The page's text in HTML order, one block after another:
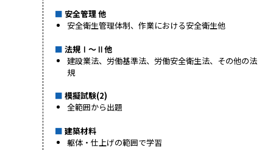
安全管理 他
安全衛生管理体制、作業における安全衛生他
法規Ⅰ～Ⅱ他
建設業法、労働基準法、労働安全衛生法、その他の法
規
模擬試験(2)
全範囲から出題
建築材料
躯体・仕上げの範囲で学習